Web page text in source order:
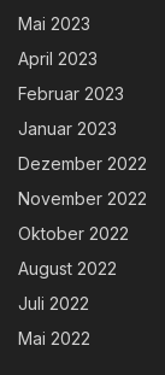
Mai 2023
April 2023
Februar 2023
Januar 2023
Dezember 2022
November 2022
Oktober 2022
August 2022
Juli 2022
Mai 2022